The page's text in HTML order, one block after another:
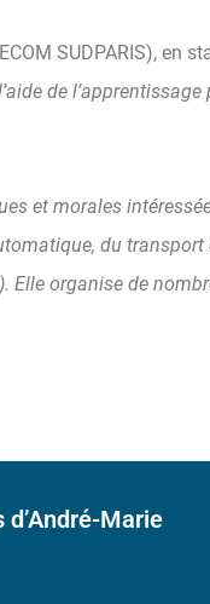
SUDPARIS), en
de l’apprentissage
et morales
du
Elle organise de
d’André-Marie